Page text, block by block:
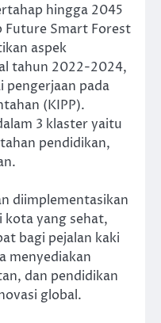
hingga 2045
Future Smart Forest
aspek
tahun 2022-2024,
pengerjaan pada
(KIPP).
3 klaster yaitu
pendidikan,
diimplementasikan
kota yang sehat,
bagi pejalan kaki
menyediakan
dan pendidikan
global.